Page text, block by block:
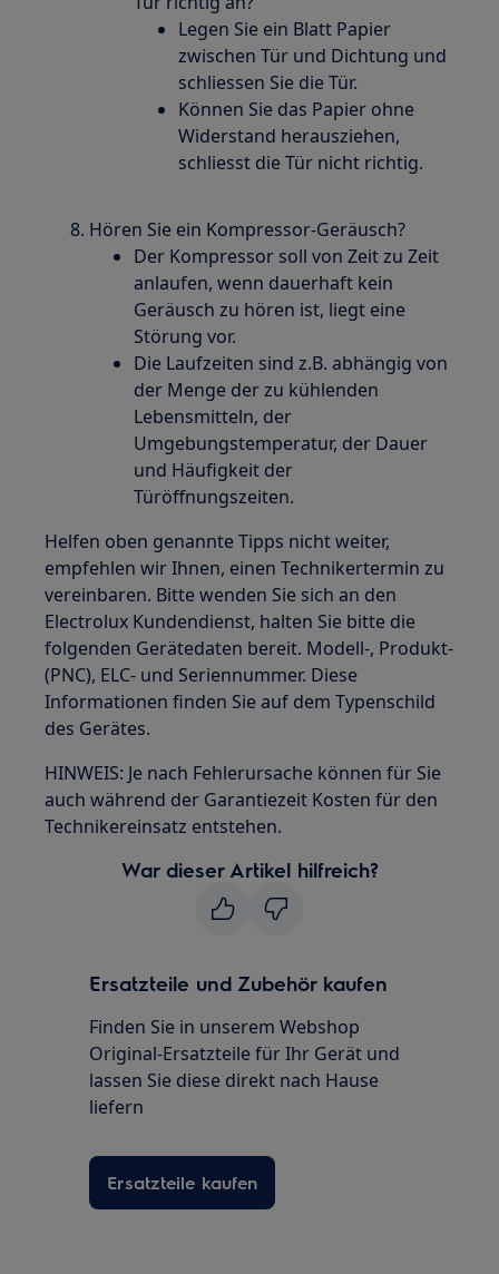
Legen Sie ein Blatt Papier
zwischen Tür und Dichtung und
schliessen Sie die Tür.
Können Sie das Papier ohne
Widerstand herausziehen,
schliesst die Tür nicht richtig.
Hören Sie ein Kompressor-Geräusch?
Der Kompressor soll von Zeit zu Zeit
anlaufen, wenn dauerhaft kein
Geräusch zu hören ist, liegt eine
Störung vor.
Die Laufzeiten sind z.B. abhängig von
der Menge der zu kühlenden
Lebensmitteln, der
Umgebungstemperatur, der Dauer
und Häufigkeit der
Türöffnungszeiten.
Helfen oben genannte Tipps nicht weiter,
empfehlen wir Ihnen, einen Technikertermin zu
vereinbaren. Bitte wenden Sie sich an den
Electrolux Kundendienst, halten Sie bitte die
folgenden Gerätedaten bereit. Modell-, Produkt-
(PNC), ELC- und Seriennummer. Diese
Informationen finden Sie auf dem Typenschild
des Gerätes.
HINWEIS: Je nach Fehlerursache können für Sie
auch während der Garantiezeit Kosten für den
Technikereinsatz entstehen.
War dieser Artikel hilfreich?
Ersatzteile und Zubehör kaufen
Finden Sie in unserem Webshop
Original-Ersatzteile für Ihr Gerät und
lassen Sie diese direkt nach Hause
liefern
Ersatzteile kaufen